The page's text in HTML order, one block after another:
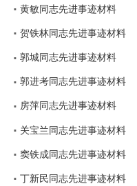
黄敏同志先进事迹材料
贺铁林同志先进事迹材料
郭城同志先进事迹材料
郭进考同志先进事迹材料
房萍同志先进事迹材料
关宝兰同志先进事迹材料
窦铁成同志先进事迹材料
丁新民同志先进事迹材料